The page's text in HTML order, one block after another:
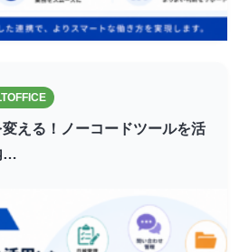
える！ノーコードツールを活
…